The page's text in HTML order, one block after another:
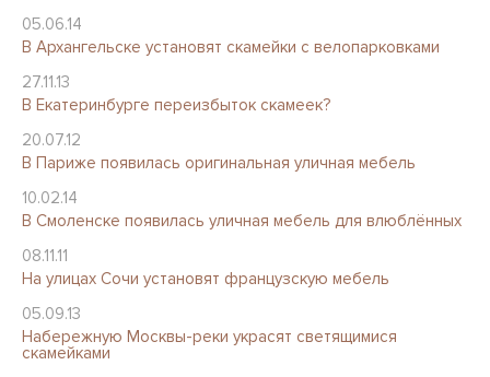
05.06.14
В Архангельске установят скамейки с велопарковками
27.11.13
В Екатеринбурге переизбыток скамеек?
20.07.12
В Париже появилась оригинальная уличная мебель
10.02.14
В Смоленске появилась уличная мебель для влюблённых
08.11.11
На улицах Сочи установят французскую мебель
05.09.13
Набережную Москвы-реки украсят светящимися
скамейками